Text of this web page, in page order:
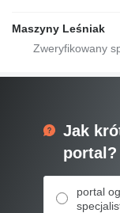
Maszyny Leśniak
Jak
portal?
portal